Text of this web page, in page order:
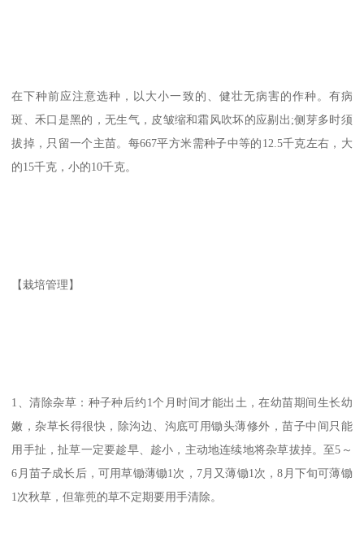
在下种前应注意选种，以大小一致的、健壮无病害的作种。有病
斑、禾口是黑的，无生气，皮皱缩和霜风吹坏的应剔出;侧芽多时须
拔掉，只留一个主苗。每667平方米需种子中等的12.5千克左右，大
的15千克，小的10千克。
【栽培管理】
1、清除杂草：种子种后约1个月时间才能出土，在幼苗期间生长幼
嫩，杂草长得很快，除沟边、沟底可用锄头薄修外，苗子中间只能
用手扯，扯草一定要趁早、趁小，主动地连续地将杂草拔掉。至5～
6月苗子成长后，可用草锄薄锄1次，7月又薄锄1次，8月下旬可薄锄
1次秋草，但靠蔸的草不定期要用手清除。